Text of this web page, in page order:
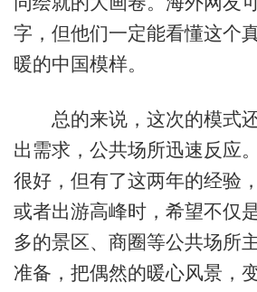
字，但他们一定能看懂这个
暖的中国模样。
总的来说，这次的模式还
出需求，公共场所迅速反应
很好，但有了这两年的经验
或者出游高峰时，希望不仅
多的景区、商圈等公共场所
准备，把偶然的暖心风景，